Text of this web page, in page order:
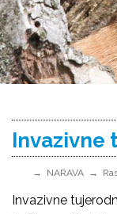
Invazivne
NARAVA
Invazivne